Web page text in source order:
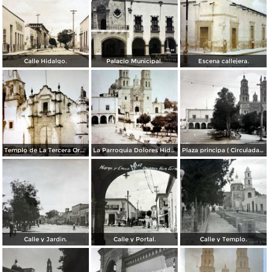
Calle Hidalgo. Palacio Municipal. Escena callejera.
Templo de La Tercera Orden. La Parroquia Dolores Hidalgo Guanajuato ( Circulada el 2 de Abril de 1920 ). Plaza principa ( Circulada el 14 de Septiembre de 1943 )l.
Calle y Jardin. Calle y Portal. Calle y Templo.